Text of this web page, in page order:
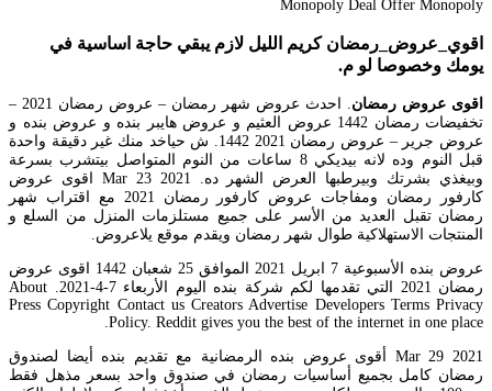
اقوي_عروض_رمضان كريم الليل لازم يبقي حاجة اساسية في
يومك وخصوصا لو م.
اقوى عروض رمضان
. احدث عروض شهر رمضان – عروض رمضان 2021 –
تخفيضات رمضان 1442 عروض العثيم و عروض هايبر بنده و عروض بنده و
عروض جرير – عروض رمضان 2021 1442. ش حياخد منك غير دقيقة واحدة
قبل النوم وده لانه بيديكي 8 ساعات من النوم المتواصل بيتشرب بسرعة
وبيغذي بشرتك وبيرطبها العرض الشهر ده. Mar 23 2021 اقوى عروض
كارفور رمضان ومفاجات عروض كارفور رمضان 2021 مع اقتراب شهر
رمضان تقبل العديد من الأسر على جميع مستلزمات المنزل من السلع و
المنتجات الاستهلاكية طوال شهر رمضان ويقدم موقع يلاعروض.
عروض بنده الأسبوعية 7 ابريل 2021 الموافق 25 شعبان 1442 اقوى عروض
رمضان 2021 التي تقدمها لكم شركة بنده اليوم الأربعاء 7-4-2021. About
Press Copyright Contact us Creators Advertise Developers Terms Privacy
Policy. Reddit gives you the best of the internet in one place.
Mar 29 2021 أقوى عروض بنده الرمضانية مع تقديم بنده أيضا لصندوق
رمضان كامل بجميع أساسيات رمضان في صندوق واحد بسعر مذهل فقط